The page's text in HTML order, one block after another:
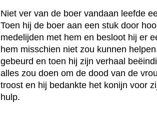
Niet ver van de boer vandaan leefde
Toen hij de boer aan een stuk door
medelijden met hem en besloot hij er
hem misschien niet zou kunnen
gebeurd en toen hij zijn verhaal
alles zou doen om de dood van de
troost en hij bedankte het konijn voor
hulp.